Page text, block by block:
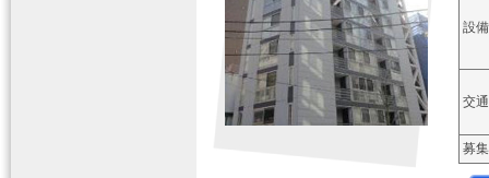
設備
交通
募